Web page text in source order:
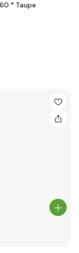
Globber trotinetă Go Up Baby lights 360 ° Taupe